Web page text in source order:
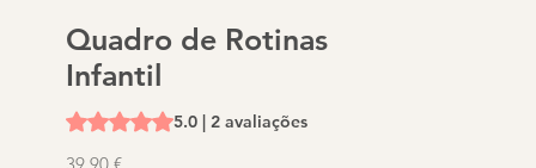
Quadro de Rotinas
Infantil
A classificação é 5.0 de 5 estrelas com base em 2
5.0 | 2 avaliações
39,90 €Preço